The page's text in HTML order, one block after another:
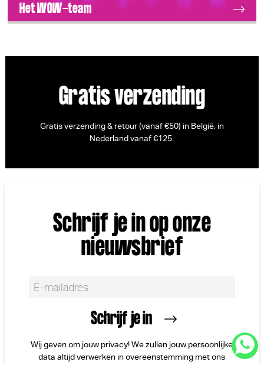
Het WOW-team
Gratis verzending
Gratis verzending & retour (vanaf €50) in België, in
Nederland vanaf €125.
Schrijf je in op onze
nieuwsbrief
Wij geven om jouw privacy! We zullen jouw persoonlijke
data altijd verwerken in overeenstemming met ons